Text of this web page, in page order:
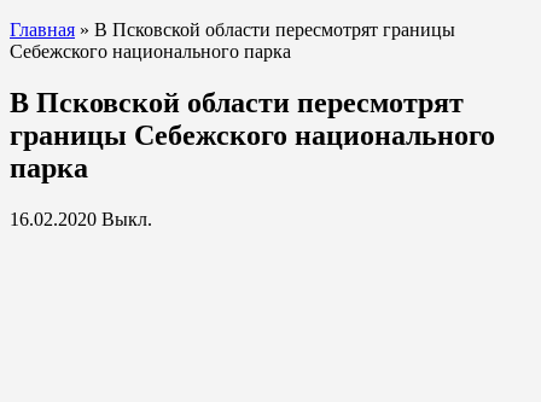
Главная » В Псковской области пересмотрят границы
Себежского национального парка
В Псковской области пересмотрят
границы Себежского национального
парка
16.02.2020 Выкл.